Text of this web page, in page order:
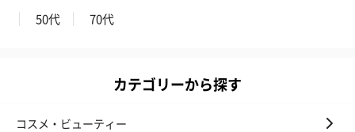
50代
70代
カテゴリーから探す
コスメ・ビューティー